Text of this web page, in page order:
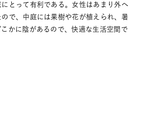
とって有利である。女性はあまり外へ
で、中庭には果樹や花が植えられ、暑
かに陰があるので、快適な生活空間で